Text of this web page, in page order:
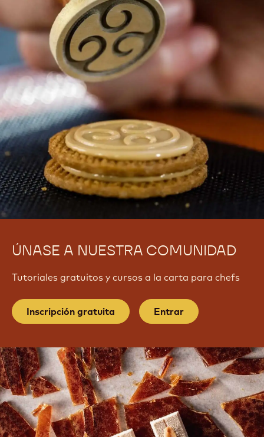
ÚNASE A NUESTRA COMUNIDAD
Tutoriales gratuitos y cursos a la carta para chefs
Inscripción gratuita Entrar